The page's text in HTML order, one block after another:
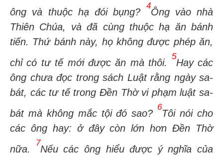
ông và thuộc hạ đói bụng?
4
Ông vào nhà
Thiên Chúa, và đã cùng thuộc hạ ăn bánh
tiến. Thứ bánh này, họ không được phép ăn,
chỉ có tư tế mới được ăn mà thôi.
5
Hay các
ông chưa đọc trong sách Luật rằng ngày sa-
bát, các tư tế trong Đền Thờ vi phạm luật sa-
bát mà không mắc tội đó sao?
6
Tôi nói cho
các ông hay: ở đây còn lớn hơn Đền Thờ
nữa.
7
Nếu các ông hiểu được ý nghĩa của